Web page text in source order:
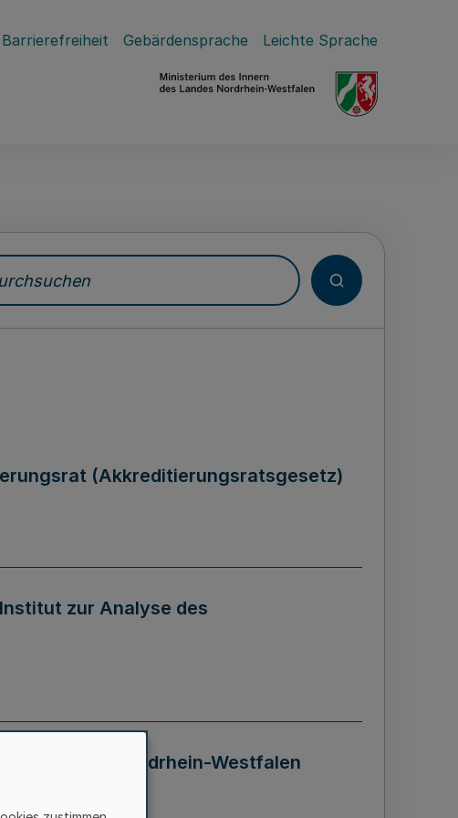
Barrierefreiheit Gebärdensprache Leichte Sprache
(Akkreditierungsratsgesetz)
zur Analyse des
des Landes Nordrhein-Westfalen